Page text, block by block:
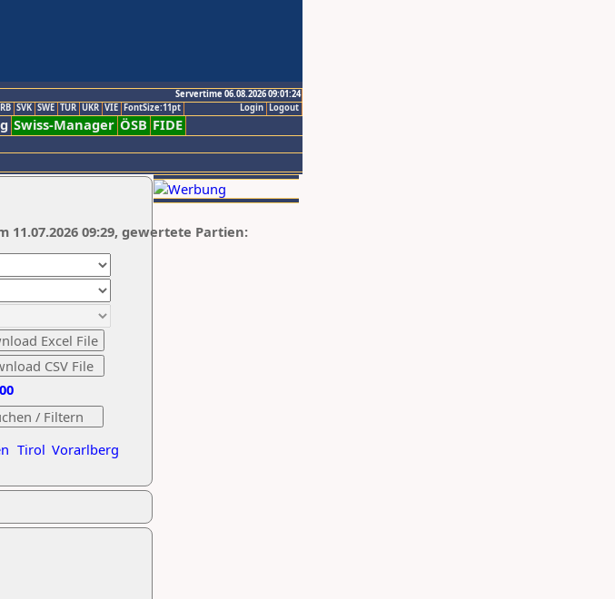
Servertime 06.08.2026 09:01:24
Logout
Login
SVK SWE TUR UKR VIE FontSize:11pt
Swiss-Manager ÖSB FIDE
Tirol Vorarlberg
11.07.2026 09:29, gewertete Partien: